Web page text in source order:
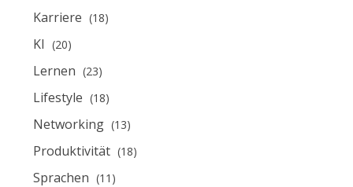
Karriere (18)
KI (20)
Lernen (23)
Lifestyle (18)
Networking (13)
Produktivität (18)
Sprachen (11)